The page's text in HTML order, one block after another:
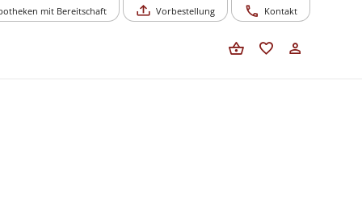
mit Bereitschaft Vorbestellung Kontakt